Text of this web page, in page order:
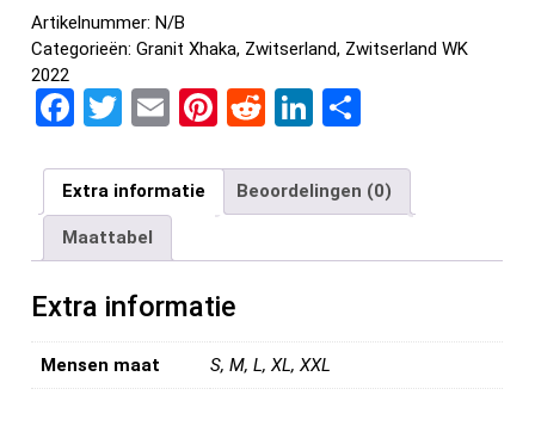
Artikelnummer:N/B
Categorieën:Granit Xhaka, Zwitserland, Zwitserland WK
2022
F
ce
b
o
o
k
T
tt
er
E
ail
Pi
er
es
t
R
d
di
t
Li
ke
dI
n
e
n
Extra informatie Beoordelingen (0)
Maattabel
Extra informatie
Mensen maat S, M, L, XL, XXL